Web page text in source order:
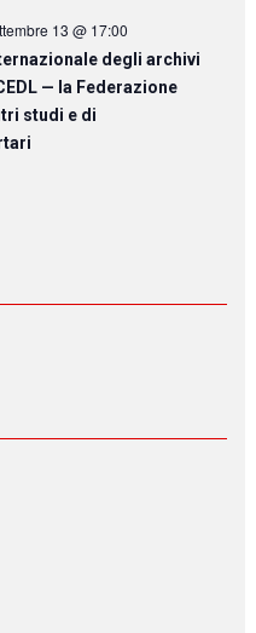
13 @ 17:00
degli archivi
— la Federazione
studi e di